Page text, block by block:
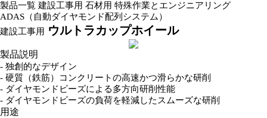
製品一覧 建設工事用 石材用 特殊作業とエンジニアリング
ADAS（自動ダイヤモンド配列システム）
建設工事用 ウルトラカップホイール
製品説明
- 独創的なデザイン
- 硬質（鉄筋）コンクリートの高速かつ滑らかな研削
- ダイヤモンドビーズによる多方向研削性能
- ダイヤモンドビーズの負荷を軽減したスムーズな研削
用途